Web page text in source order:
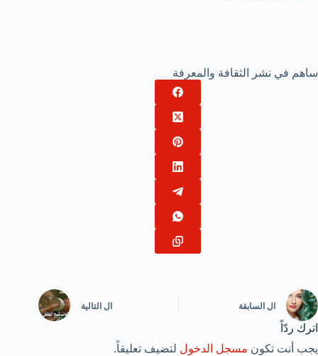
ساهم في نشر الثقافة والمعرفة
ال السابقة ال التالية
اترك ردّاً
يجب أنت تكون مسجل الدخول لتضيف تعليقاً.